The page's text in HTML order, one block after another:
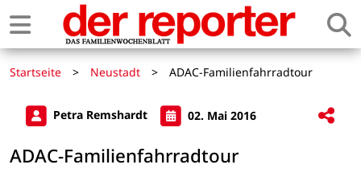
Startseite > Neustadt > ADAC-Familienfahrradtour
Petra Remshardt 02. Mai 2016
ADAC-Familienfahrradtour